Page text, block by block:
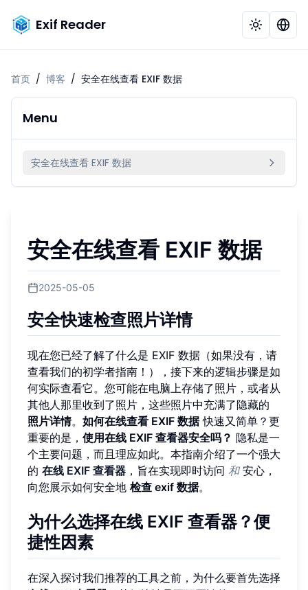
Exif Reader
首页 / 博客 / 安全在线查看 EXIF 数据
Menu
安全在线查看 EXIF 数据
安全在线查看 EXIF 数据
2025-05-05
安全快速检查照片详情
现在您已经了解了什么是 EXIF 数据（如果没有，请
查看我们的初学者指南！），接下来的逻辑步骤是如
何实际查看它。您可能在电脑上存储了照片，或者从
其他人那里收到了照片，这些照片中充满了隐藏的
照片详情。 如何在线查看 EXIF 数据快速又简单？更
重要的是， 使用在线 EXIF 查看器安全吗？ 隐私是一
个主要问题，而且理应如此。本指南介绍了一个强大
的 在线 EXIF 查看器 ，旨在实现即时访问 和安心，
向您展示如何安全地 检查 exif 数据。
为什么选择在线 EXIF 查看器？便
捷性因素
在深入探讨我们推荐的工具之前，为什么要首先选择